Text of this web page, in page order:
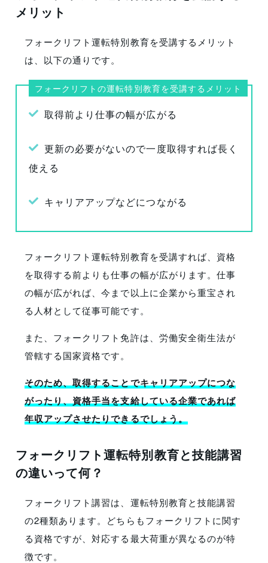
メリット
フォークリフト運転特別教育を受講するメリット
は、以下の通りです。
フォークリフトの運転特別教育を受講するメリット
取得前より仕事の幅が広がる
更新の必要がないので一度取得すれば長く
使える
キャリアアップなどにつながる
フォークリフト運転特別教育を受講すれば、資格
を取得する前よりも仕事の幅が広がります。仕事
の幅が広がれば、今まで以上に企業から重宝され
る人材として従事可能です。
また、フォークリフト免許は、労働安全衛生法が
管轄する国家資格です。
そのため、取得することでキャリアアップにつな
がったり、資格手当を支給している企業であれば
年収アップさせたりできるでしょう。
フォークリフト運転特別教育と技能講習
の違いって何？
フォークリフト講習は、運転特別教育と技能講習
の2種類あります。どちらもフォークリフトに関す
る資格ですが、対応する最大荷重が異なるのが特
徴です。